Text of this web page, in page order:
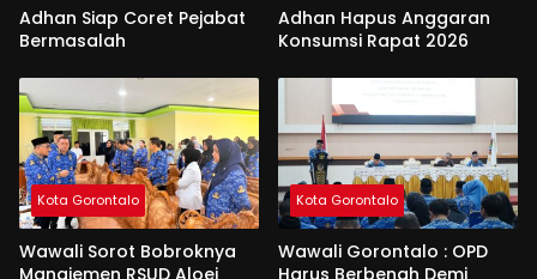
Adhan Siap Coret Pejabat
Bermasalah
Adhan Hapus Anggaran
Konsumsi Rapat 2026
Kota Gorontalo
Wawali Sorot Bobroknya
Kota Gorontalo
Wawali Gorontalo : OPD